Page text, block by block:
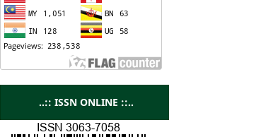
..:: ISSN ONLINE ::..